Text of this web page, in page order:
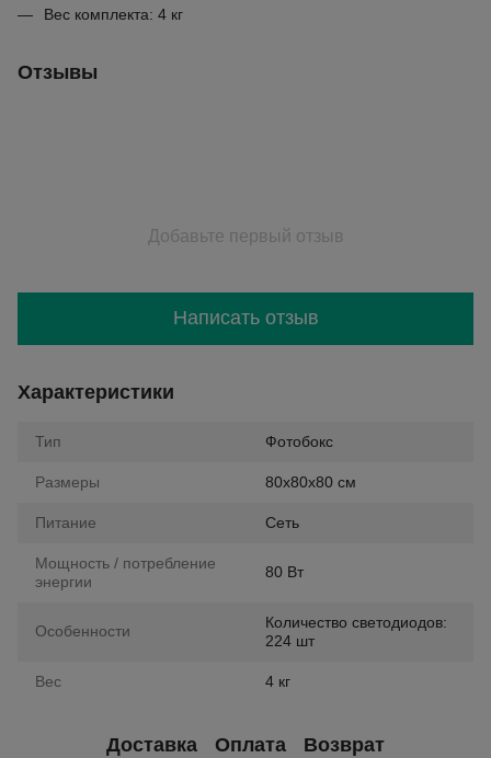
Вес комплекта: 4 кг
Отзывы
Добавьте первый отзыв
Написать отзыв
Характеристики
Тип Фотобокс
Размеры 80х80х80 см
Питание Сеть
Мощность / потребление
энергии
80 Вт
Особенности
Количество светодиодов:
224 шт
Вес 4 кг
Доставка Оплата Возврат